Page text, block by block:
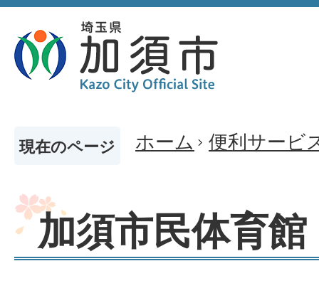
現在のページ ホーム 便利サービ
加須市民体育館